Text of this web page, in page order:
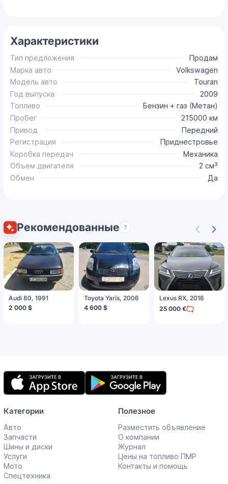
Характеристики
Тип предложения
Продам
Марка авто
Volkswagen
Модель авто
Touran
Год выпуска
2009
Топливо
Бензин + газ (Метан)
Пробег
215000 км
Привод
Передний
Регистрация
Приднестровье
Коробка передач
Механика
Объем двигателя
2 см³
Обмен
Да
Рекомендованные ?
Audi 80, 1991
2 000 $
Toyota Yaris, 2006
4 600 $
Lexus RX, 2016
25 000 €
Мобильное
приложение
Категории
Авто
Запчасти
Шины и диски
Услуги
Мото
Спецтехника
Полезное
Разместить объявление
О компании
Журнал
Цены на топливо ПМР
Контакты и помощь